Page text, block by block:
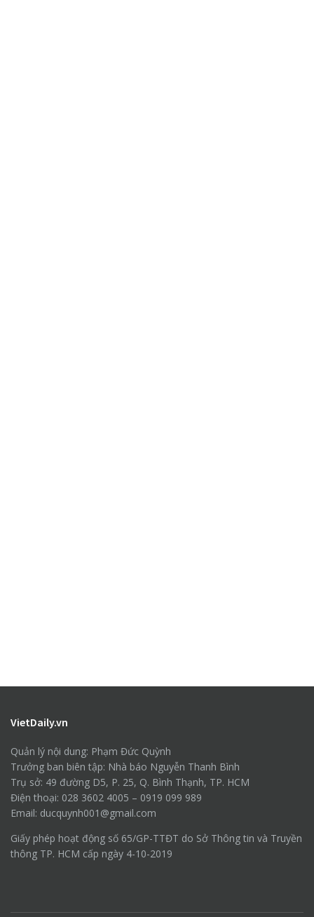
VietDaily.vn
Quản lý nội dung: Phạm Đức Quỳnh
Trưởng ban biên tập: Nhà báo Nguyễn Thanh Bình
Trụ sở: 49 đường D5, P. 25, Q. Bình Thạnh, TP. HCM
Điện thoại: 028 3602 4005 – 0919 099 989
Email: ducquynh001@gmail.com
Giấy phép hoạt động số 65/GP-TTĐT do Sở Thông tin và Truyền
thông TP. HCM cấp ngày 4-10-2019